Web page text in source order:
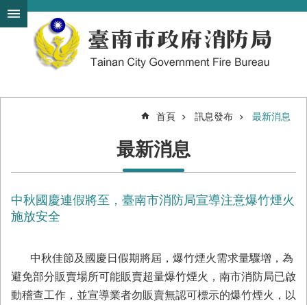
跳到主要內容區塊
搜
尋
進
介
訊
息
便
民
服
首頁 訊息發布 最新消息
最新消息
中秋國慶連假將至，臺南市消防局宣導注意爆竹煙火
施放安全
中秋佳節及國慶日假期將屆，爆竹煙火需求量驟增，為
避免部分販賣場所可能販賣超量爆竹煙火，南市消防局已啟
動稽查工作，並宣導業者勿販賣無認可標示的爆竹煙火，以